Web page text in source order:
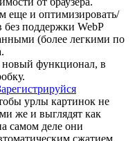
еще и оптимизировать/
без поддержки WebP
(более легкими по
новый функционал, в
урлы картинок не
же и выглядят как
самом деле они